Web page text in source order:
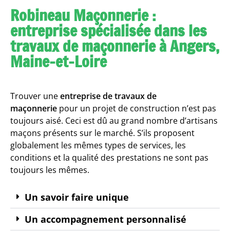
Robineau Maçonnerie :
entreprise spécialisée dans les
travaux de maçonnerie à Angers,
Maine-et-Loire
Trouver uneentreprise de travaux de
maçonnerie pour un projet de construction n’est pas
toujours aisé. Ceci est dû au grand nombre d’artisans
maçons présents sur le marché. S’ils proposent
globalement les mêmes types de services, les
conditions et la qualité des prestations ne sont pas
toujours les mêmes.
Un savoir faire unique
Un accompagnement personnalisé